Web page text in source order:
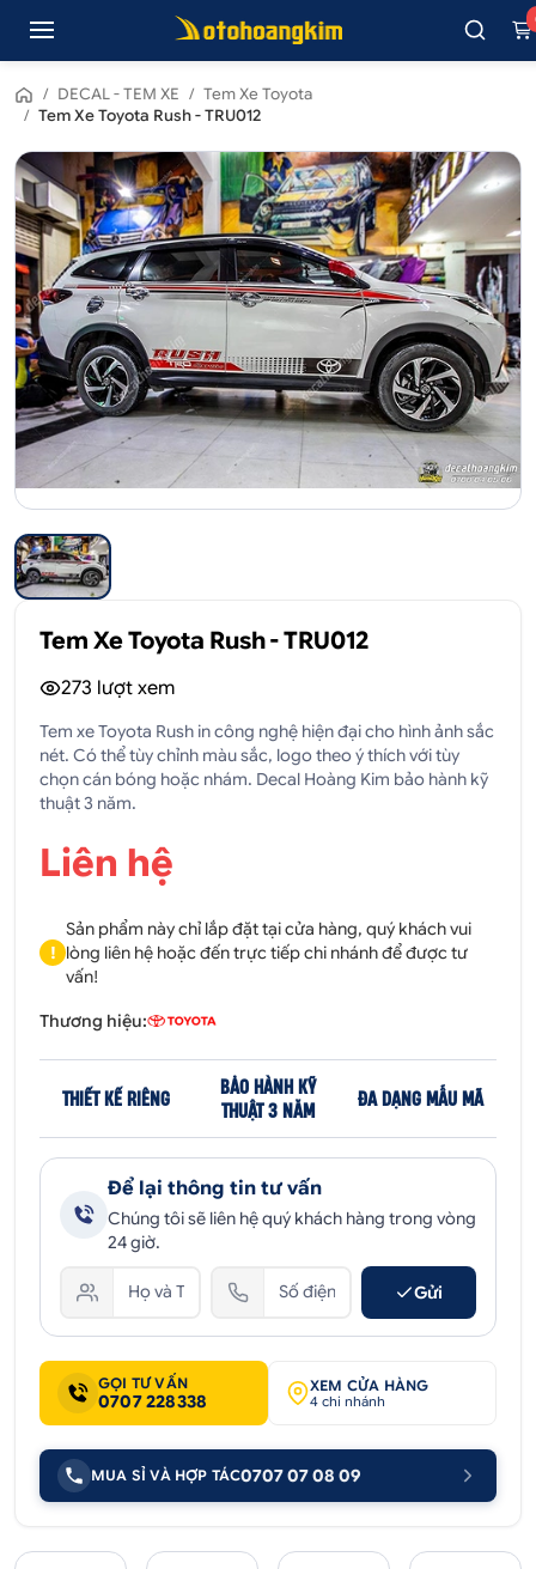
/ DECAL - TEM XE / Tem Xe Toyota
/ Tem Xe Toyota Rush - TRU012
Tem Xe Toyota Rush - TRU012
273 lượt xem
Tem xe Toyota Rush in công nghệ hiện đại cho hình ảnh sắc
nét. Có thể tùy chỉnh màu sắc, logo theo ý thích với tùy
chọn cán bóng hoặc nhám. Decal Hoàng Kim bảo hành kỹ
thuật 3 năm.
Liên hệ
!
Sản phẩm này chỉ lắp đặt tại cửa hàng, quý khách vui
lòng liên hệ hoặc đến trực tiếp chi nhánh để được tư
vấn!
Thương hiệu:
THIẾT KẾ RIÊNG
BẢO HÀNH KỸ
THUẬT 3 NĂM
ĐA DẠNG MẪU MÃ
Để lại thông tin tư vấn
Chúng tôi sẽ liên hệ quý khách hàng trong vòng
24 giờ.
Gửi
GỌI TƯ VẤN
0707 228338
XEM CỬA HÀNG
4 chi nhánh
MUA SỈ VÀ HỢP TÁC0707 07 08 09